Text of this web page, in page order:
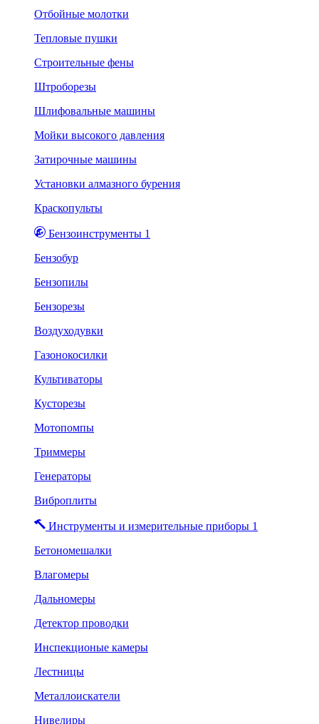
Отбойные молотки
Тепловые пушки
Строительные фены
Штроборезы
Шлифовальные машины
Мойки высокого давления
Затирочные машины
Установки алмазного бурения
Краскопульты
Бензоинструменты 1
Бензобур
Бензопилы
Бензорезы
Воздуходувки
Газонокосилки
Культиваторы
Кусторезы
Мотопомпы
Триммеры
Генераторы
Виброплиты
Инструменты и измерительные приборы 1
Бетономешалки
Влагомеры
Дальномеры
Детектор проводки
Инспекционые камеры
Лестницы
Металлоискатели
Нивелиры